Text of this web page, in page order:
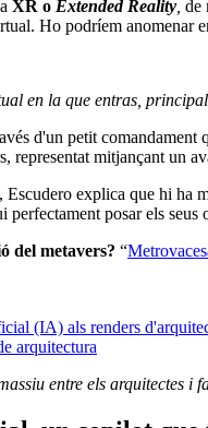
XR o Extended Reality de
Ho podríem anomenar
en la que entras,
d'un petit
representat mitjançant un
Escudero explica que hi ha
posar els
del metavers? “
(IA) als renders
entre els arquitectes i